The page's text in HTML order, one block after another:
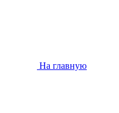
На главную